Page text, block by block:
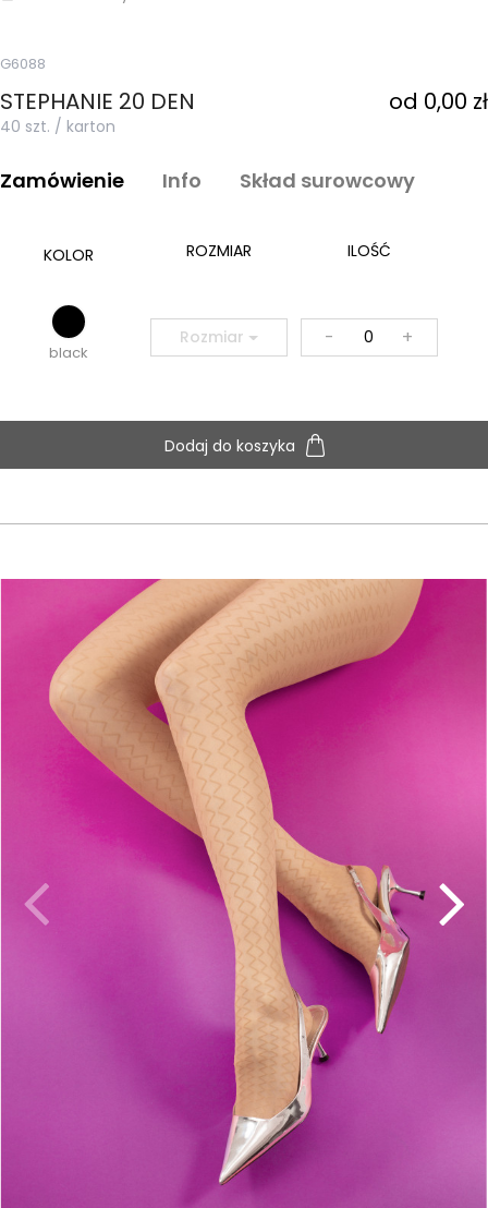
G6088
STEPHANIE 20 DEN od 0,00 zł
40 szt. / karton
Zamówienie Info Skład surowcowy
KOLOR ROZMIAR ILOŚĆ
black
Rozmiar - +
Dodaj do koszyka